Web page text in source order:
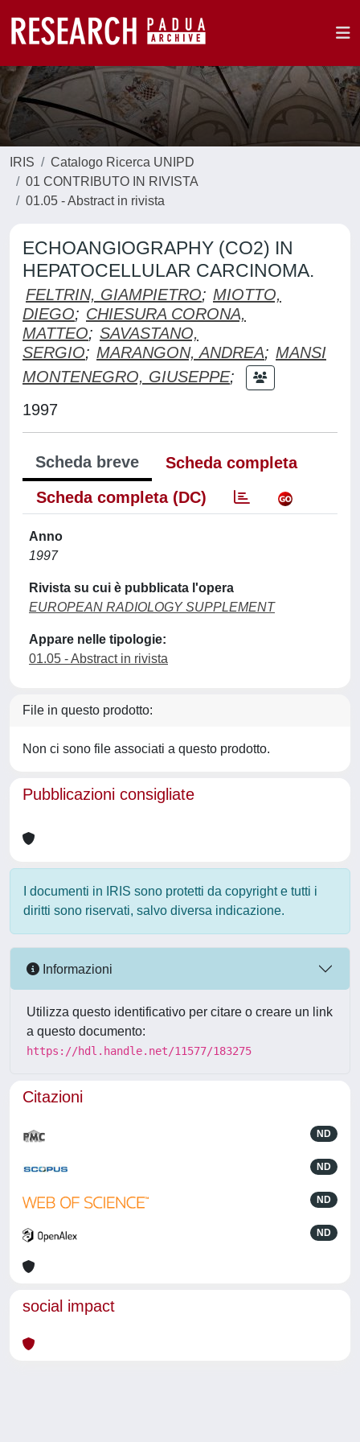
IRIS
Catalogo Ricerca UNIPD
01 CONTRIBUTO IN RIVISTA
01.05 - Abstract in rivista
ECHOANGIOGRAPHY (CO2) IN
HEPATOCELLULAR CARCINOMA.
FELTRIN, GIAMPIETRO; MIOTTO,
DIEGO; CHIESURA CORONA,
MATTEO; SAVASTANO,
SERGIO; MARANGON, ANDREA; MANSI
MONTENEGRO, GIUSEPPE;
1997
Scheda breve
Scheda completa
Scheda completa (DC)
Anno
1997
Rivista su cui è pubblicata l'opera
EUROPEAN RADIOLOGY SUPPLEMENT
Appare nelle tipologie:
01.05 - Abstract in rivista
File in questo prodotto:
Non ci sono file associati a questo prodotto.
Pubblicazioni consigliate
I documenti in IRIS sono protetti da copyright e tutti i
diritti sono riservati, salvo diversa indicazione.
Informazioni
Utilizza questo identificativo per citare o creare un link
a questo documento:
https://hdl.handle.net/11577/183275
Citazioni
ND
ND
ND
ND
social impact